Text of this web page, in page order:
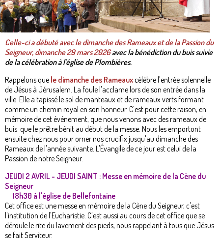
Celle-ci a débuté avec le dimanche des Rameaux et de la Passion du
Seigneur, dimanche 29 mars 2026avec la bénédiction du buis suivie
de la célébration à l'église de Plombières.
Rappelons que le dimanche des Rameauxcélèbre l'entrée solennelle
de Jésus à Jérusalem. La foule l'acclame lors de son entrée dans la
ville. Elle a tapissé le sol de manteaux et de rameaux verts formant
comme un chemin royal en son honneur. C'est pour cette raison, en
mémoire de cet événement, que nous venons avec des rameaux de
buis que le prêtre bénit au début de la messe. Nous les emportont
ensuite chez nous pour orner nos crucifix jusqu'au dimanche des
Rameaux de l'année suivante. L'Évangile de ce jour est celui de la
Passion de notre Seigneur.
JEUDI 2 AVRIL - JEUDI SAINT : Messe en mémoire de la Cène du
Seigneur
18h30 à l'église de Bellefontaine
Cet office est une messe en mémoire de la Cène du Seigneur, c'est
l'institution de l'Eucharistie. C'est aussi au cours de cet office que se
déroule le rite du lavement des pieds, nous rappelant à tous que Jésus
se fait Serviteur.